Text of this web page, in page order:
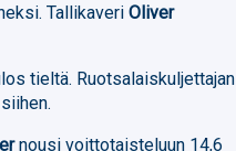
TallikaveriOliver
tieltä. Ruotsalaiskuljettajan
nousi voittotaisteluun 14,6